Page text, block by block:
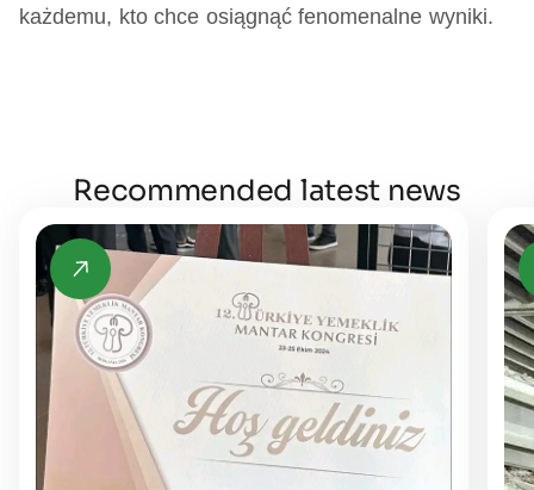
każdemu, kto chce osiągnąć fenomenalne wyniki.
Recommended latest news